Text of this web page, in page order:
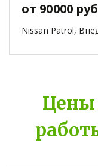
от 90000 руб
Nissan Patrol,
Цены